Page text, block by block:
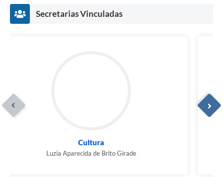
Secretarias Vinculadas
Cultura
Luzia Aparecida de Brito Girade